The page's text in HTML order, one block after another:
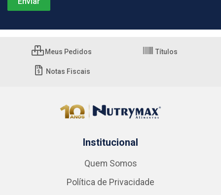
Meus Pedidos Títulos
Notas Fiscais
Institucional
Quem Somos
Política de Privacidade